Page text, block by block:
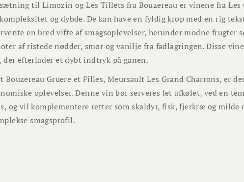
til Limozin og Les Tillets fra Bouzereau er vinene fra Les
og dybde. De kan have en fyldig krop med en rig
en bred vifte af smagsoplevelser, herunder modne frugter
af ristede nødder, smør og vanilje fra fadlagringen. Disse
der efterlader et dybt indtryk på ganen.
Bouzereau Gruere et Filles, Meursault Les Grand Charrons, er
oplevelser. Denne vin bør serveres let afkølet, ved en
og vil komplementere retter som skaldyr, fisk, fjerkræ og milde
smagsprofil.